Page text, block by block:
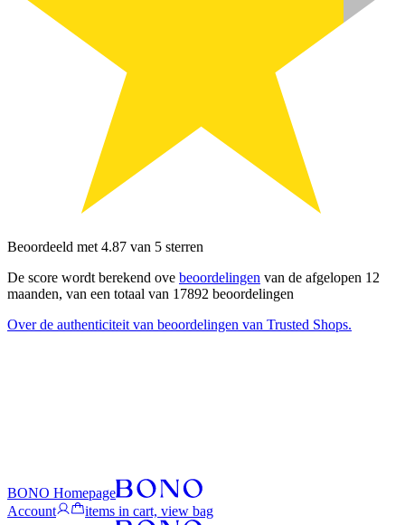
Beoordeeld met 4.87 van 5 sterren
De score wordt berekend ove beoordelingen van de afgelopen 12
maanden, van een totaal van 17892 beoordelingen
Over de authenticiteit van beoordelingen van Trusted Shops.
BONO Homepage
Account
items in cart, view bag